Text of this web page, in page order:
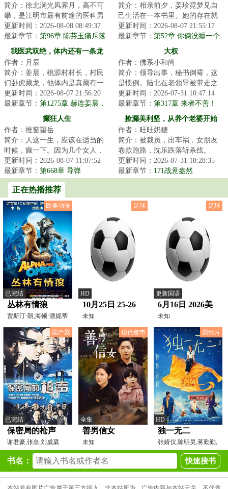
简介：徐北澜光风霁月，高不可
攀，是江明市最有前途的医科男
神。&lt;br/&gt;他失恋那天，最敬
重的导师给...
更新时间：2026-08-08 08:49:37
最新章节： 第96章 陈芬玉痛斥落
水狗
简介：相亲前夕，姜珍霓梦见自
己生活在一本书里。她的存在就
是为了衬托女主幸福美满的对照
组。女主明明是...
更新时间：2026-08-07 21:55:17
最新章节： 第52章 你俩没睡一个
我医武双绝，体内还有一条龙
作者：月辰
简介：姜晨，桃源村村长，村民
们卧虎藏龙，他体内是真藏有一
条龙！在他突破之际，一美女武
道宗师将他推倒...
更新时间：2026-08-07 21:56:20
最新章节： 第1275章 赫连姜晨，
大权
作者：佛系小和尚
简介：领导出事，秘书倒霉，这
是惯例。陆北在老领导被带走之
后就被发配守水库，前途黯淡。
同时遭遇女友断...
更新时间：2026-07-31 10:47:14
最新章节： 第317章 来者不善！
癫狂人生
作者：推窗望岳
简介：人这一生，应该在适当的
时候，癫一下。因为几个女人，
肖东林癫了那么一下，就癫出一
份别样的人生…...
更新时间：2026-08-07 11:07:52
最新章节： 第668章 导弹
捡漏美利坚，从养个老婆开始
作者：旺旺奶糖
简介：被裁员，出车祸，女朋友
卷款跑路，沈乐跌落斩杀线。
&lt;br/&gt;绝境中激活七宝葫芦，
获得透视异能...
更新时间：2026-07-31 18:28:35
最新章节： 171战意盎然
正在热播推荐
欧美动漫
已完结
丛林有情狼
贾斯汀·朗,海顿·潘妮蒂
尔,丹尼斯·霍珀,
足球
HD
10月25日 25-26
赛季意甲第8轮
AC米兰VS比萨
未知
足球
更新国语
6月16日 2026美
加墨世界杯小组
赛 沙特VS乌拉
圭
未知
国产剧
已完结
保密局的枪声
谢君豪,张垒,刘威葳
现代都市
全集
善男信女
未知
剧情片
HD
独一无二
张婧仪,陈明昊,蒋勤勤,
辛云来,章宇,白客,陈
书名：